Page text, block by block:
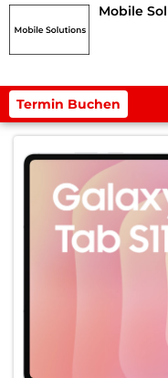
Mobile
Termin Buchen